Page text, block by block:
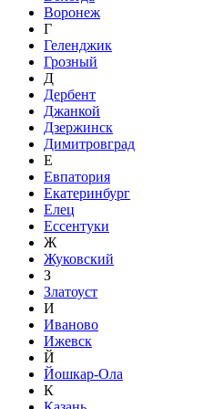
Воронеж
Г
Геленджик
Грозный
Д
Дербент
Джанкой
Дзержинск
Димитровград
Е
Евпатория
Екатеринбург
Елец
Ессентуки
Ж
Жуковский
З
Златоуст
И
Иваново
Ижевск
Й
Йошкар-Ола
К